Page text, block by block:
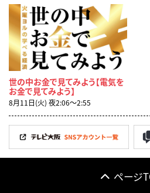
世の中お金で見てみよう【電気を
お金で見てみよう】
8月11日(火) 夜2:06〜2:55
ページ